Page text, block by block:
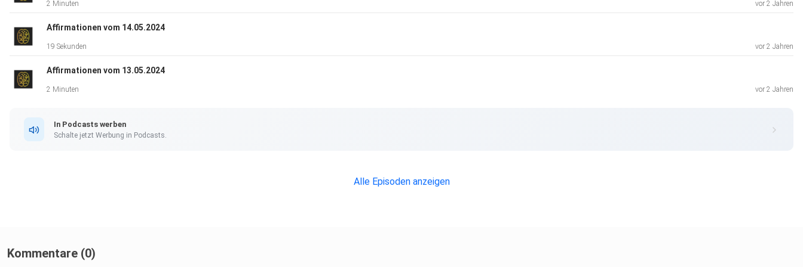
2 Minuten vor 2 Jahren
Affirmationen vom 14.05.2024
19 Sekunden vor 2 Jahren
Affirmationen vom 13.05.2024
2 Minuten vor 2 Jahren
In Podcasts werben
Schalte jetzt Werbung in Podcasts.
Alle Episoden anzeigen
Kommentare (0)